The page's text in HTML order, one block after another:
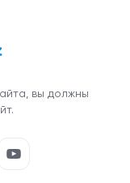
вы должны